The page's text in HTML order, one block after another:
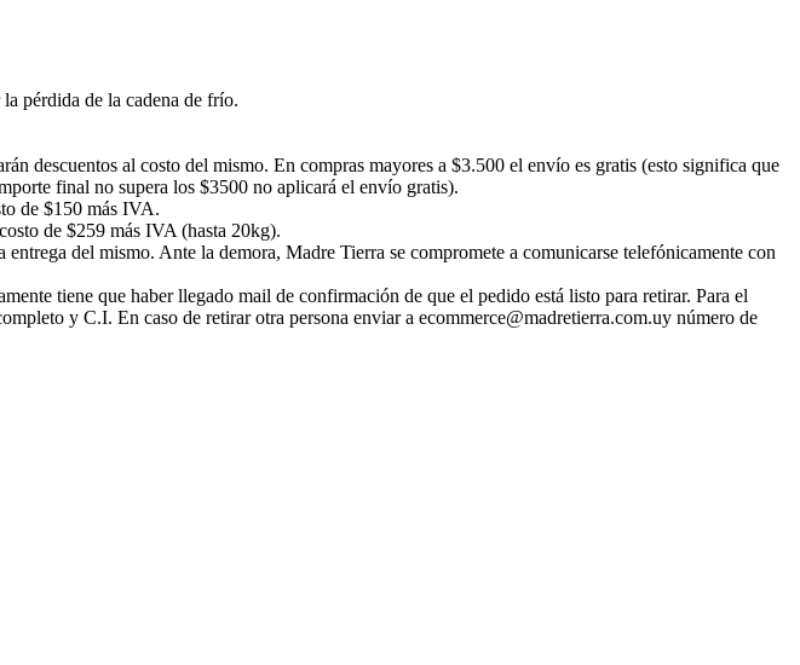
pérdida de la cadena de frío.
descuentos al costo del mismo. En compras mayores a $3.500 el envío es gratis (esto significa que
final no supera los $3500 no aplicará el envío gratis).
de $150 más IVA.
de $259 más IVA (hasta 20kg).
del mismo. Ante la demora, Madre Tierra se compromete a comunicarse telefónicamente con
tiene que haber llegado mail de confirmación de que el pedido está listo para retirar. Para el
y C.I. En caso de retirar otra persona enviar a ecommerce@madretierra.com.uy número de